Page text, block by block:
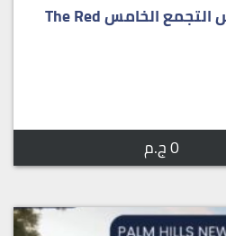
كمبوند ذا ريد ريزيدنس التجمع الخامس The Red
0 ج.م